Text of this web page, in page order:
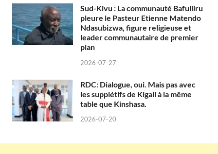
Sud-Kivu : La communauté Bafuliiru
pleure le Pasteur Etienne Matendo
Ndasubizwa, figure religieuse et
leader communautaire de premier
plan
2026-07-27
RDC: Dialogue, oui. Mais pas avec
les supplétifs de Kigali à la même
table que Kinshasa.
2026-07-20